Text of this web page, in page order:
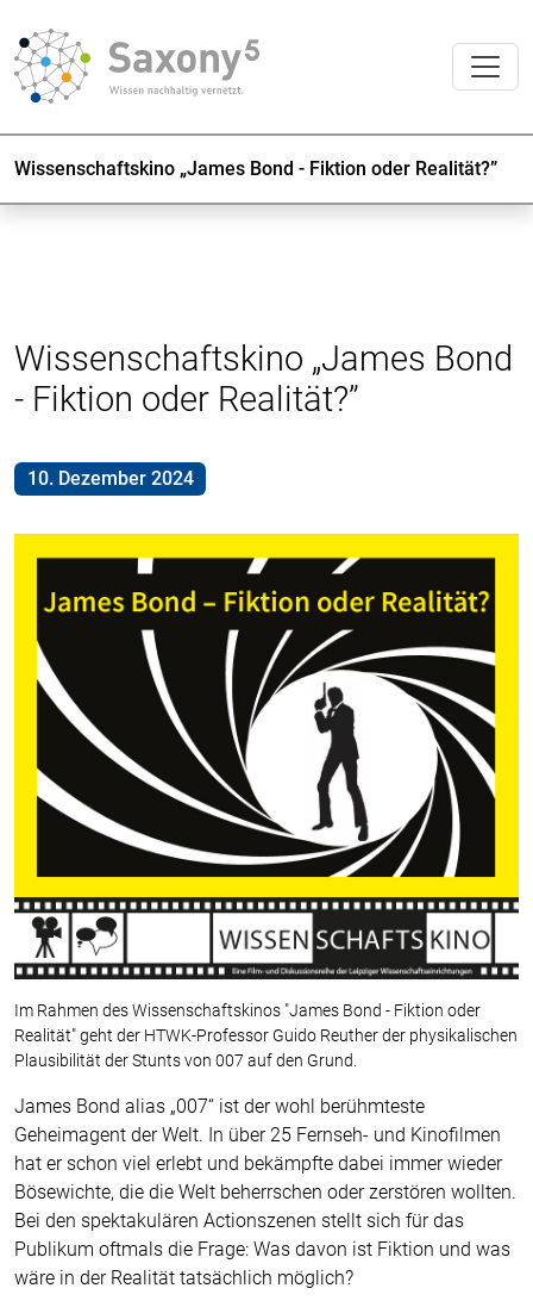
Wissenschaftskino „James Bond - Fiktion oder Realität?”
Wissenschaftskino „James Bond
- Fiktion oder Realität?”
10. Dezember 2024
Im Rahmen des Wissenschaftskinos "James Bond - Fiktion oder
Realität" geht der HTWK-Professor Guido Reuther der physikalischen
Plausibilität der Stunts von 007 auf den Grund.
James Bond alias „007“ ist der wohl berühmteste
Geheimagent der Welt. In über 25 Fernseh- und Kinofilmen
hat er schon viel erlebt und bekämpfte dabei immer wieder
Bösewichte, die die Welt beherrschen oder zerstören wollten.
Bei den spektakulären Actionszenen stellt sich für das
Publikum oftmals die Frage: Was davon ist Fiktion und was
wäre in der Realität tatsächlich möglich?